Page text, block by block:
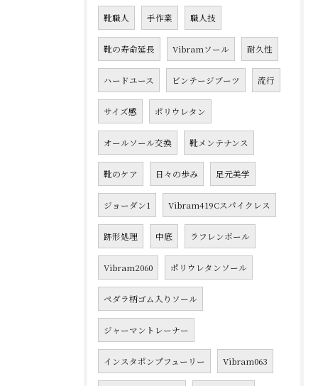
靴職人 手作業 職人技
靴の寿命延長 Vibramソール 耐久性
ハードユース ビンテージブーツ 流行
サイズ感 ポリウレタン
オールソール交換 靴メンテナンス
靴のケア 日々の歩み 足元美学
ジョーダン1 Vibram419Cスパイクレス
跡形処理 中底 ラフレンボール
Vibram2060 ポリウレタンソール
ペダラ柄ゴム入りソール
ジャーマントレーナー
インスタポンプフューリー Vibram063